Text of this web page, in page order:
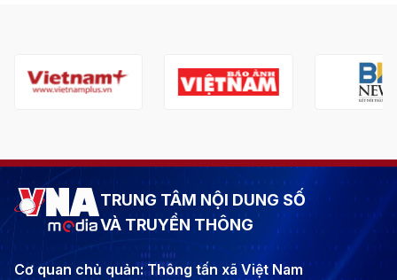
TRUNG TÂM NỘI DUNG SỐ
VÀ TRUYỀN THÔNG
Cơ quan chủ quản: Thông tấn xã Việt Nam